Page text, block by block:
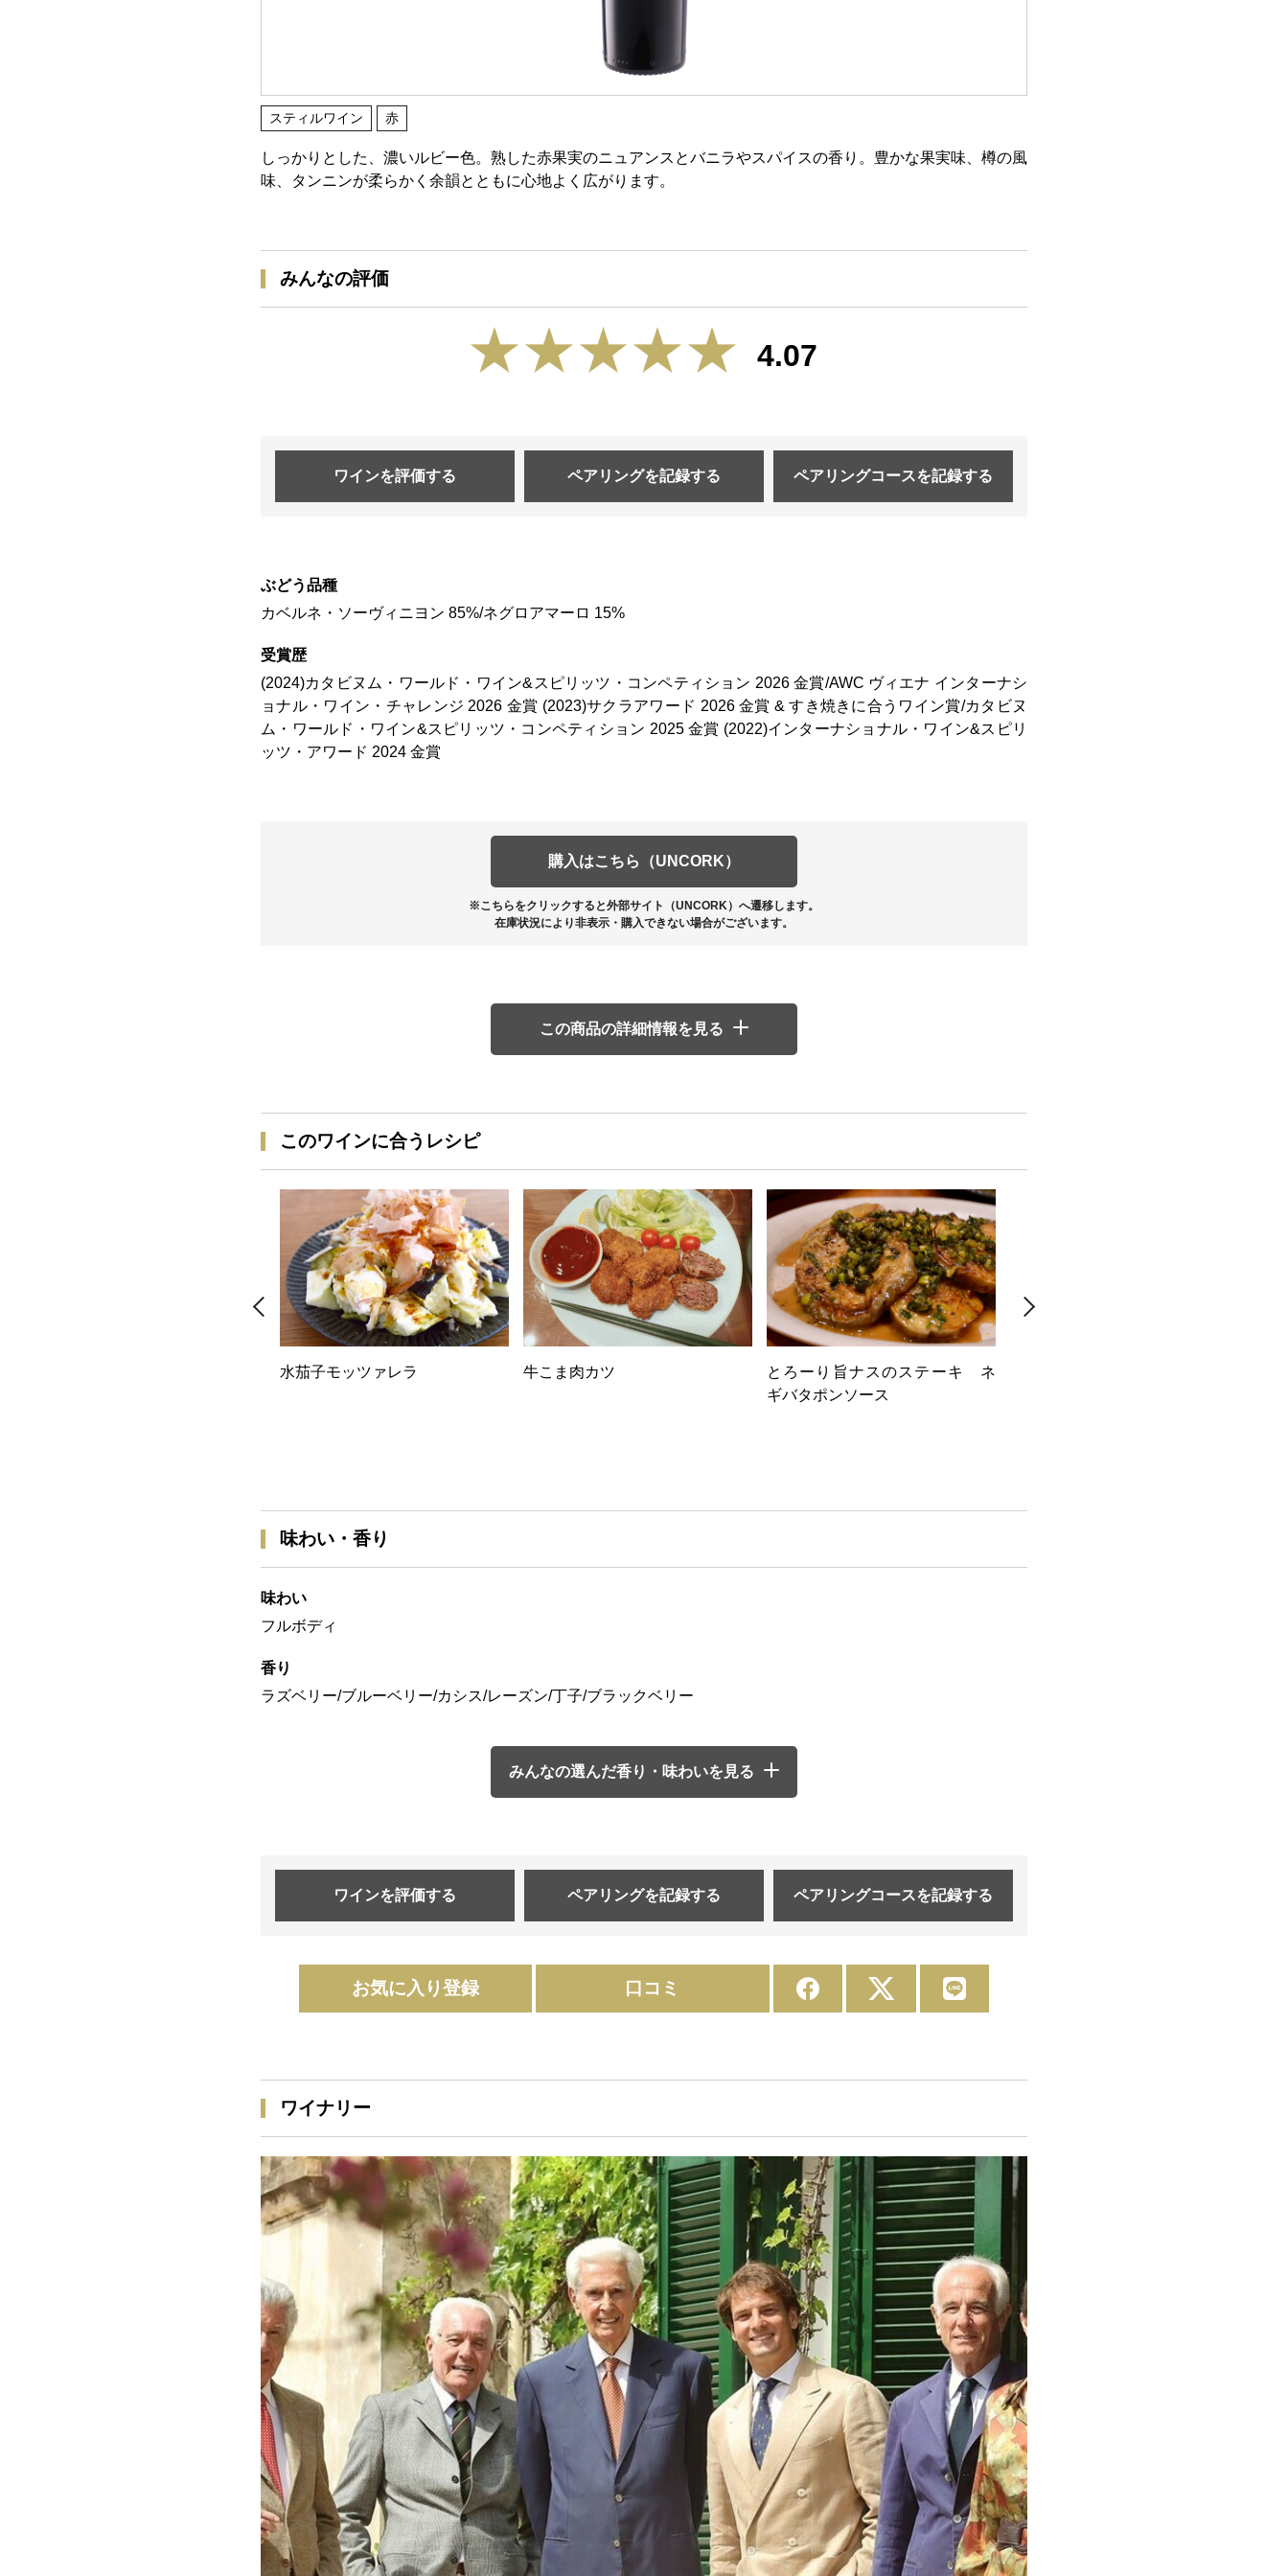
スティルワイン 赤
しっかりとした、濃いルビー色。熟した赤果実のニュアンスとバニラやスパイスの香り。豊かな果実味、樽の風
味、タンニンが柔らかく余韻とともに心地よく広がります。
みんなの評価
4.07
ワインを評価する ペアリングを記録する ペアリングコースを記録する
ぶどう品種
カベルネ・ソーヴィニヨン 85%/ネグロアマーロ 15%
受賞歴
(2024)カタビヌム・ワールド・ワイン&スピリッツ・コンペティション 2026 金賞/AWC ヴィエナ インターナシ
ョナル・ワイン・チャレンジ 2026 金賞 (2023)サクラアワード 2026 金賞 & すき焼きに合うワイン賞/カタビヌ
ム・ワールド・ワイン&スピリッツ・コンペティション 2025 金賞 (2022)インターナショナル・ワイン&スピリ
ッツ・アワード 2024 金賞
購入はこちら（UNCORK）
※こちらをクリックすると外部サイト（UNCORK）へ遷移します。
在庫状況により非表示・購入できない場合がございます。
この商品の詳細情報を見る
このワインに合うレシピ
水茄子モッツァレラ 牛こま肉カツ
とろーり旨ナスのステーキ ネ
ギバタポンソース
味わい・香り
味わい
フルボディ
香り
ラズベリー/ブルーベリー/カシス/レーズン/丁子/ブラックベリー
みんなの選んだ香り・味わいを見る
ワインを評価する ペアリングを記録する ペアリングコースを記録する
お気に入り登録 口コミ
ワイナリー